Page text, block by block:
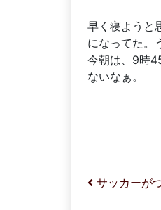
早く寝ようと
になってた。
今朝は、9時
ないなぁ。
投稿
サッカーが